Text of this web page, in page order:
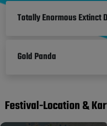
Totally Enormous Extinct
Gold Panda
Festival-Location &